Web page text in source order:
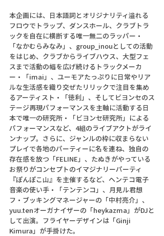
本企画には、日本語詞とオリジナリティ溢れる
フロウでトラップ、ダンスホール、クラブトラ
ックを自在に横断する唯一無二のラッパー・
「なかむらみなみ」、group_inouとしての活動
をはじめ、クラブからライブハウス、大型フェ
スまで活動の幅を広げ続けるトラックメーカ
ー・「imai」、ユーモアたっぷりに日常やリア
ルな生活感を織り交ぜたリリックで注目を集め
るアーティスト・「徳利」、そしてビヨンセのス
テージ再現パフォーマンスを主軸に活動する日
本で唯一の研究所・「ビヨンセ研究所」による
パフォーマンスなど、4組のライブアクトがライ
ンナップ。さらに、ジャンルの枠に収まらない
プレイで各地のパーティーに名を連ね、独自の
存在感を放つ「FELINE」、たぬきがやっている
お祭りがコンセプトのイマジナリーパーティ
『ぽんぽこ山』を主催するなど、ヘンテコ電子
音楽の使い手・「テンテンコ」、月見ル君想
フ・ブッキングマネージャーの「中村亮介」、
yuu.tenオーガナイザーの「heykazma」がDJと
して出演。フライヤーデザインは「Ginji
Kimura」が手掛けた。